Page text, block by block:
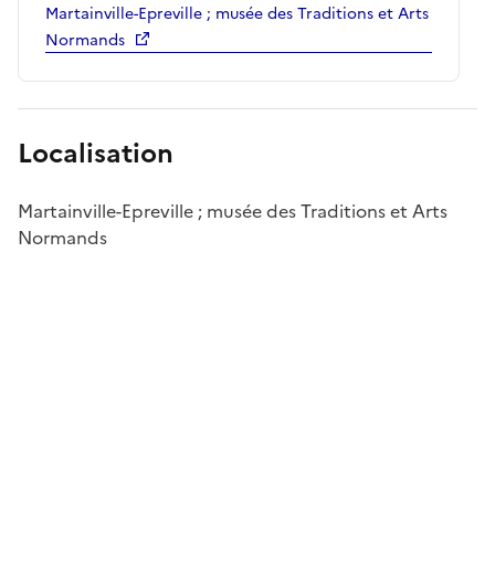
Martainville-Epreville ; musée des Traditions et Arts
Normands
Localisation
Martainville-Epreville ; musée des Traditions et Arts
Normands